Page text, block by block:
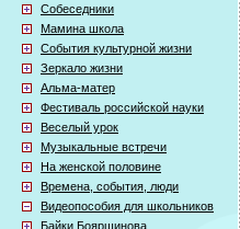
Собеседники
Мамина школа
События культурной жизни
Зеркало жизни
Альма-матер
Фестиваль российской науки
Веселый урок
Музыкальные встречи
На женской половине
Времена, события, люди
Видеопособия для школьников
Байки Бояршинова